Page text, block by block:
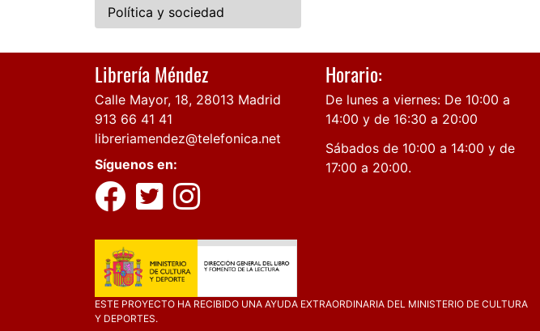
Política y sociedad
Librería Méndez
Calle Mayor, 18, 28013 Madrid
913 66 41 41
libreriamendez@telefonica.net
Síguenos en:
Horario:
De lunes a viernes: De 10:00 a
14:00 y de 16:30 a 20:00
Sábados de 10:00 a 14:00 y de
17:00 a 20:00.
ESTE PROYECTO HA RECIBIDO UNA AYUDA EXTRAORDINARIA DEL MINISTERIO DE CULTURA
Y DEPORTES.